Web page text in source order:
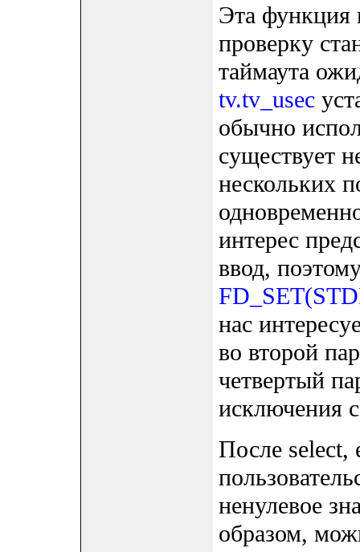
Эта
проверку
таймаута
tv.tv_usec
обычно
существует
нескольких
интерес
ввод,
нас
во второй
четвертый
исключения
После select,
ненулевое
образом,